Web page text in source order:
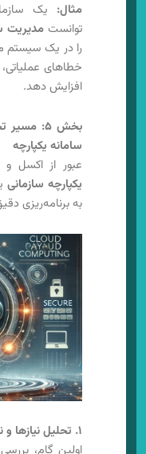
مثال: یک
توانستمدیریت
را در یک سیستم
خطاهای
افزایش دهد.
بخش ۵:
سامانه یکپارچه
عبور از اکسل و
یکپارچه سازمانی
به برنامه‌ریزی
۱. تحلیل نیازها و نقاط ضعف سیستم‌های فعلی